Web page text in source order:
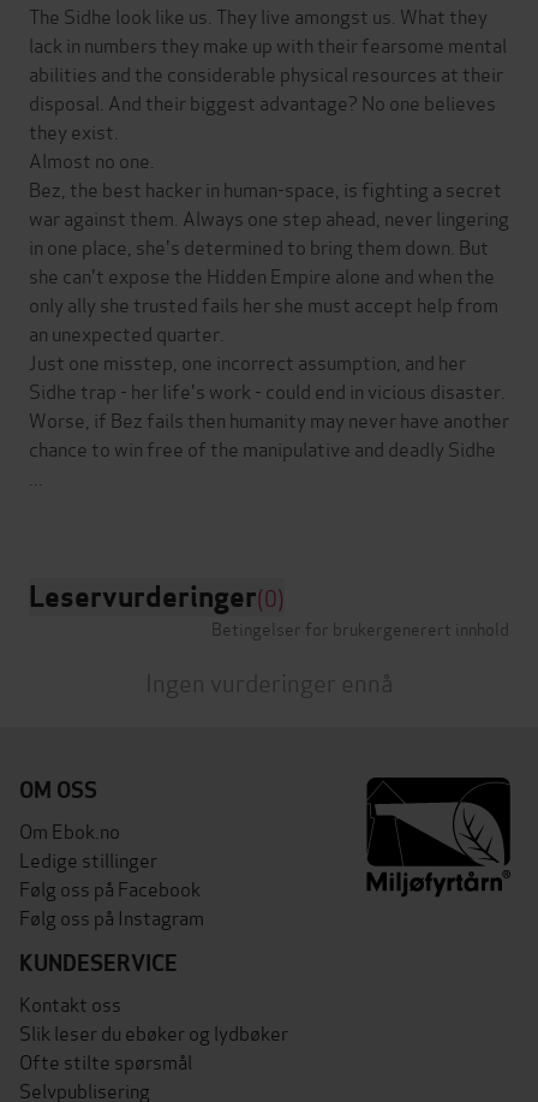
The Sidhe look like us. They live amongst us. What they
lack in numbers they make up with their fearsome mental
abilities and the considerable physical resources at their
disposal. And their biggest advantage? No one believes
they exist.
Almost no one.
Bez, the best hacker in human-space, is fighting a secret
war against them. Always one step ahead, never lingering
in one place, she's determined to bring them down. But
she can't expose the Hidden Empire alone and when the
only ally she trusted fails her she must accept help from
an unexpected quarter.
Just one misstep, one incorrect assumption, and her
Sidhe trap - her life's work - could end in vicious disaster.
Worse, if Bez fails then humanity may never have another
chance to win free of the manipulative and deadly Sidhe
Leservurderinger(0)
Betingelser for brukergenerert innhold
Ingen vurderinger ennå
OM OSS
Om Ebok.no
Ledige stillinger
Følg oss på Facebook
Følg oss på Instagram
KUNDESERVICE
Kontakt oss
Slik leser du ebøker og lydbøker
Ofte stilte spørsmål
Selvpublisering